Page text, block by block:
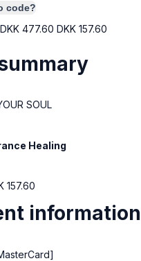
code?
DKK 477.60 DKK 157.60
SOUL
Healing
157.60
information